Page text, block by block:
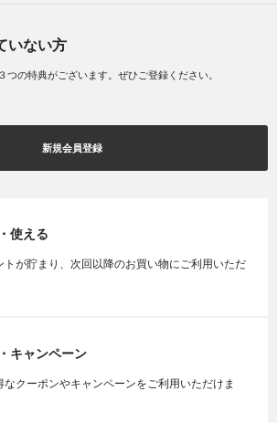
いない方
つの特典がございます。ぜひご登録ください。
新規会員登録
使える
トが貯まり、次回以降のお買い物にご利用いただ
キャンペーン
クーポンやキャンペーンをご利用いただけま